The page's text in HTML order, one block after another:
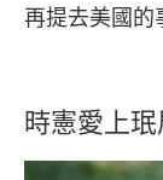
再提去美國的
時憲愛上